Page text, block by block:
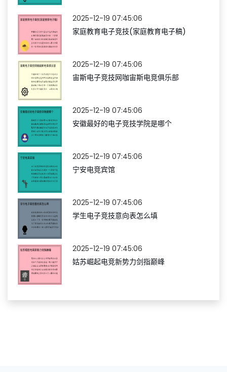
2025-12-19 07:45:06
家庭教育电子竞技(家庭教育电子稿)
2025-12-19 07:45:06
宙斯电子竞技网咖宙斯电竞俱乐部
2025-12-19 07:45:06
安徽最好的电子竞技学院是哪个
2025-12-19 07:45:06
宁安电竞宾馆
2025-12-19 07:45:06
学生电子竞技意向表怎么填
2025-12-19 07:45:06
姑苏崛起电竞新势力剑指巅峰